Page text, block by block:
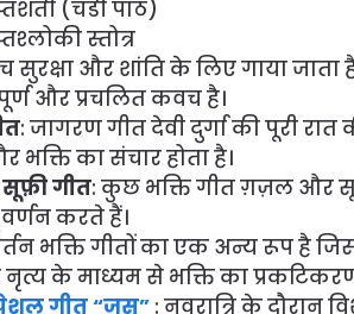
(चंडी पाठ)
स्तोत्र
सुरक्षा और शांति के लिए गाया जाता
और प्रचलित कवच है।
: जागरण गीत देवी दुर्गा की पूरी
का संचार होता है।
गीत: कुछ भक्ति गीत ग़ज़ल और
करते हैं।
भक्ति गीतों का एक अन्य रूप है
के माध्यम से भक्ति का प्रकटिकरण
गीत “जस” : नवरात्रि के दौरान